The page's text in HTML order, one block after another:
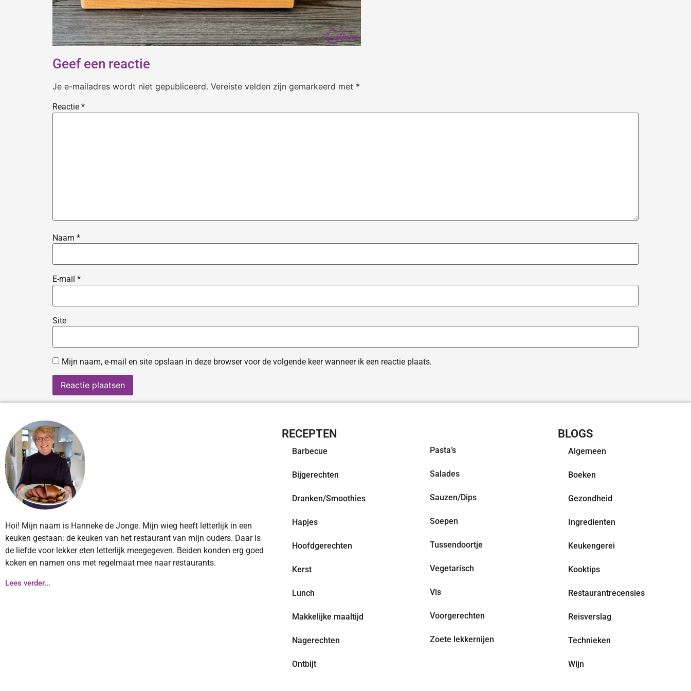
Geef een reactie
Je e-mailadres wordt niet gepubliceerd. Vereiste velden zijn gemarkeerd met *
Reactie *
Naam *
E-mail *
Site
Mijn naam, e-mail en site opslaan in deze browser voor de volgende keer wanneer ik een reactie plaats.
Hoi! Mijn naam is Hanneke de Jonge. Mijn wieg heeft letterlijk in een
keuken gestaan: de keuken van het restaurant van mijn ouders. Daar is
de liefde voor lekker eten letterlijk meegegeven. Beiden konden erg goed
koken en namen ons met regelmaat mee naar restaurants.
Lees verder...
RECEPTEN
Barbecue
Bijgerechten
Dranken/Smoothies
Hapjes
Hoofdgerechten
Kerst
Lunch
Makkelijke maaltijd
Nagerechten
Ontbijt
Pasta’s
Salades
Sauzen/Dips
Soepen
Tussendoortje
Vegetarisch
Vis
Voorgerechten
Zoete lekkernijen
BLOGS
Algemeen
Boeken
Gezondheid
Ingredienten
Keukengerei
Kooktips
Restaurantrecensies
Reisverslag
Technieken
Wijn